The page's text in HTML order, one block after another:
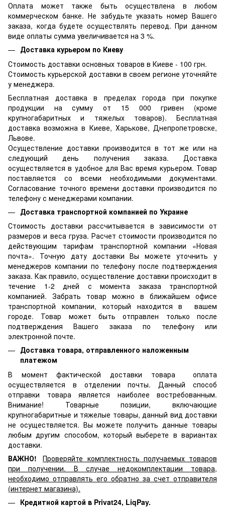
Оплата может также быть осуществлена в любом
коммерческом банке. Не забудьте указать номер Вашего
заказа, когда будете осуществлять перевод. При данном
виде оплаты сумма увеличивается на 3 %.
Доставка курьером по Киеву
Стоимость доставки основных товаров в Киеве - 100 грн.
Стоимость курьерской доставки в своем регионе уточняйте
у менеджера.
Бесплатная доставка в пределах города при покупке
продукции на сумму от 15 000 гривен (кроме
крупногабаритных и тяжелых товаров). Бесплатная
доставка возможна в Киеве, Харькове, Днепропетровске,
Львове.
Осуществление доставки производится в тот же или на
следующий день получения заказа. Доставка
осуществляется в удобное для Вас время курьером. Товар
поставляется со всеми необходимыми документами.
Согласование точного времени доставки производится по
телефону с менеджерами компании.
Доставка транспортной компанией по Украине
Стоимость доставки рассчитывается в зависимости от
размеров и веса груза. Расчет стоимости производится по
действующим тарифам транспортной компании «Новая
почта». Точную дату доставки Вы можете уточнить у
менеджеров компании по телефону после подтверждения
заказа. Как правило, осуществление доставки происходит в
течение 1-2 дней с момента заказа транспортной
компанией. Забрать товар можно в ближайшем офисе
транспортной компании, который находится в вашем
городе. Товар может быть отправлен только после
подтверждения Вашего заказа по телефону или
электронной почте.
Доставка товара, отправленного наложенным
платежом
В момент фактической доставки товара оплата
осуществляется в отделении почты. Данный способ
отправки товара является наиболее востребованным.
Внимание! Товарные позиции, включающие
крупногабаритные и тяжелые товары, данный вид доставки
не осуществляется. Вы можете получить данные товары
любым другим способом, который выберете в вариантах
доставки.
ВАЖНО!
Проверяйте комплектность получаемых товаров
при получении. В случае недокомплектации товара,
необходимо отправлять его обратно за счет отправителя
(интернет магазина).
Кредитной картой в Privat24, LiqPay.